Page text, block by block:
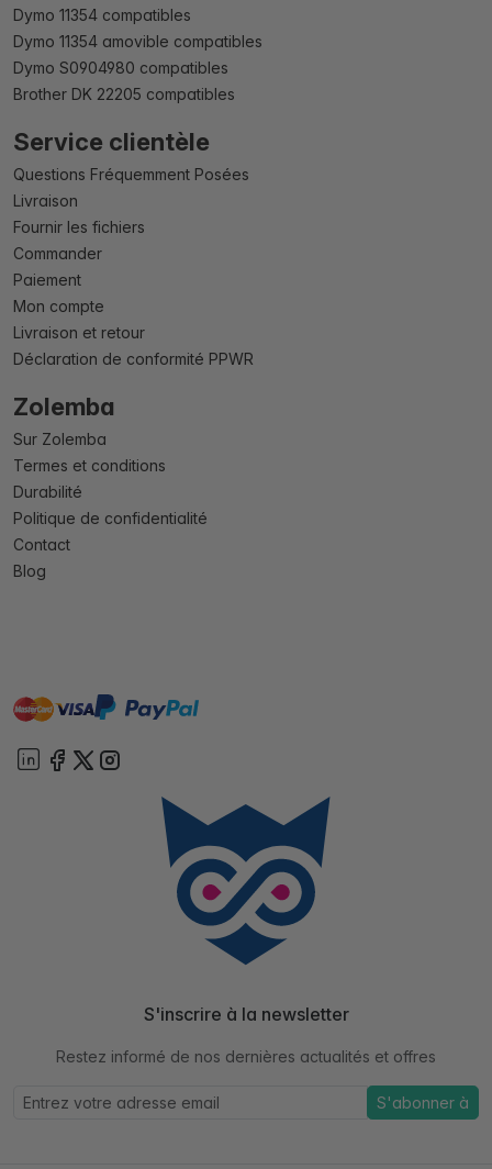
Dymo 11354 compatibles
Dymo 11354 amovible compatibles
Dymo S0904980 compatibles
Brother DK 22205 compatibles
Service clientèle
Questions Fréquemment Posées
Livraison
Fournir les fichiers
Commander
Paiement
Mon compte
Livraison et retour
Déclaration de conformité PPWR
Zolemba
Sur Zolemba
Termes et conditions
Durabilité
Politique de confidentialité
Contact
Blog
mastervisa paypal
S'inscrire à la newsletter
Restez informé de nos dernières actualités et offres
S'abonner à